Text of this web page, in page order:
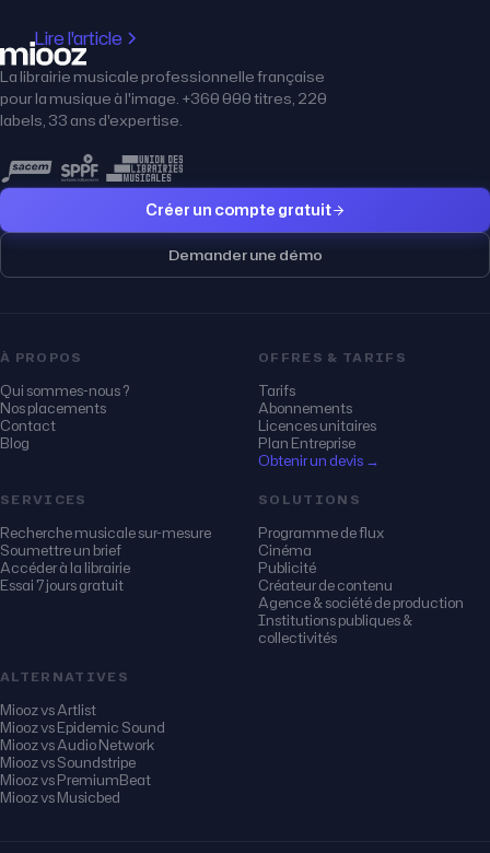
Lire l'article
La librairie musicale professionnelle française
pour la musique à l'image. +360 000 titres, 220
labels, 33 ans d'expertise.
Créer un compte gratuit
Demander une démo
À PROPOS
Qui sommes-nous ?
Nos placements
Contact
Blog
OFFRES & TARIFS
Tarifs
Abonnements
Licences unitaires
Plan Entreprise
Obtenir un devis →
SERVICES
Recherche musicale sur-mesure
Soumettre un brief
Accéder à la librairie
Essai 7 jours gratuit
SOLUTIONS
Programme de flux
Cinéma
Publicité
Créateur de contenu
Agence & société de production
Institutions publiques &
collectivités
ALTERNATIVES
Miooz vs Artlist
Miooz vs Epidemic Sound
Miooz vs Audio Network
Miooz vs Soundstripe
Miooz vs PremiumBeat
Miooz vs Musicbed